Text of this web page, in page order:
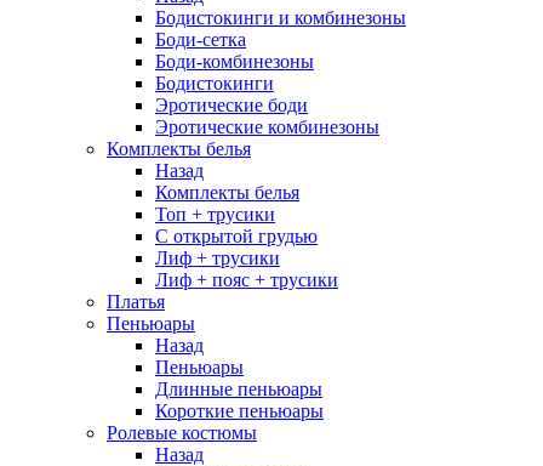
Бодистокинги и комбинезоны
Боди-сетка
Боди-комбинезоны
Бодистокинги
Эротические боди
Эротические комбинезоны
Комплекты белья
Назад
Комплекты белья
Топ + трусики
С открытой грудью
Лиф + трусики
Лиф + пояс + трусики
Платья
Пеньюары
Назад
Пеньюары
Длинные пеньюары
Короткие пеньюары
Ролевые костюмы
Назад